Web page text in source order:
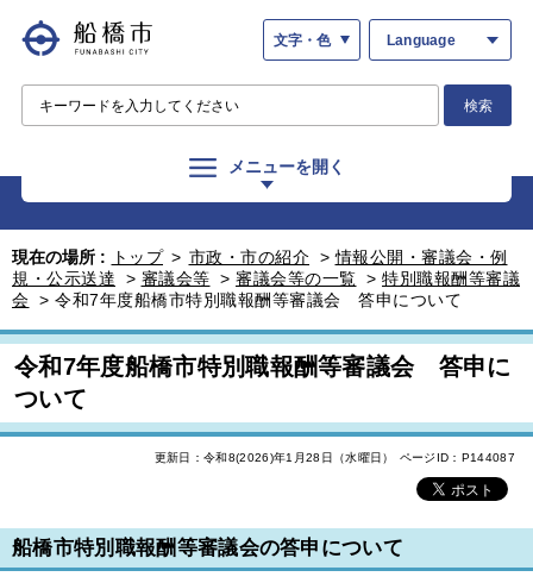
文字・色 Language
検索
メニューを開く
現在の場所 : トップ > 市政・市の紹介 >情報公開・審議会・例
規・公示送達
> 審議会等 > 審議会等の一覧 > 特別職報酬等審議
会 > 令和7年度船橋市特別職報酬等審議会 答申について
令和7年度船橋市特別職報酬等審議会 答申に
ついて
更新日：令和8(2026)年1月28日（水曜日） ページID：P144087
船橋市特別職報酬等審議会の答申について